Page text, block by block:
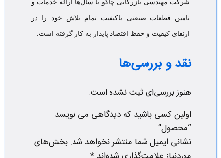
شرکت مهندسی بازرگانی چاکو با سال‌ها ارائه خدمات و
تامین قطعات صنعتی باکیفیت تمام تلاش خود را در
ارتقای کیفیت و حفظ اقتصاد پایدار به کار گرفته است.
نقد و بررسی‌ها
هنوز بررسی‌ای ثبت نشده است.
اولین کسی باشید که دیدگاهی می نویسد
“محصول”
نشانی ایمیل شما منتشر نخواهد شد. بخش‌های